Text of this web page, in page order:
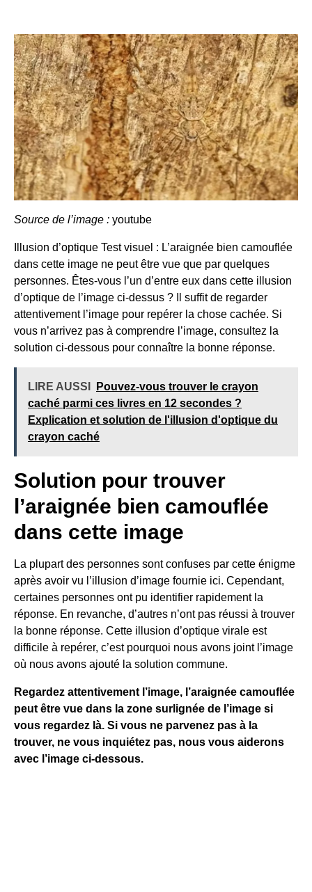
Source de l’image : youtube
Illusion d’optique Test visuel : L’araignée bien camouflée
dans cette image ne peut être vue que par quelques
personnes. Êtes-vous l’un d’entre eux dans cette illusion
d’optique de l’image ci-dessus ? Il suffit de regarder
attentivement l’image pour repérer la chose cachée. Si
vous n’arrivez pas à comprendre l’image, consultez la
solution ci-dessous pour connaître la bonne réponse.
LIRE AUSSI
Pouvez-vous trouver le crayon
caché parmi ces livres en 12 secondes ?
Explication et solution de l'illusion d'optique du
crayon caché
Solution pour trouver
l’araignée bien camouflée
dans cette image
La plupart des personnes sont confuses par cette énigme
après avoir vu l’illusion d’image fournie ici. Cependant,
certaines personnes ont pu identifier rapidement la
réponse. En revanche, d’autres n’ont pas réussi à trouver
la bonne réponse. Cette illusion d’optique virale est
difficile à repérer, c’est pourquoi nous avons joint l’image
où nous avons ajouté la solution commune.
Regardez attentivement l’image, l’araignée camouflée
peut être vue dans la zone surlignée de l’image si
vous regardez là. Si vous ne parvenez pas à la
trouver, ne vous inquiétez pas, nous vous aiderons
avec l’image ci-dessous.